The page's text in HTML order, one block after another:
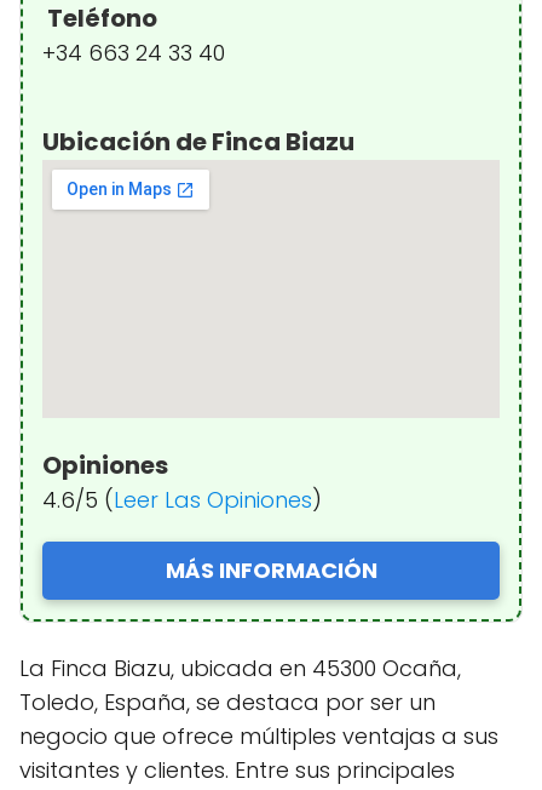
Teléfono
+34 663 24 33 40
Ubicación de Finca Biazu
Opiniones
4.6/5 (Leer Las Opiniones)
MÁS INFORMACIÓN
La Finca Biazu, ubicada en 45300 Ocaña,
Toledo, España, se destaca por ser un
negocio que ofrece múltiples ventajas a sus
visitantes y clientes. Entre sus principales